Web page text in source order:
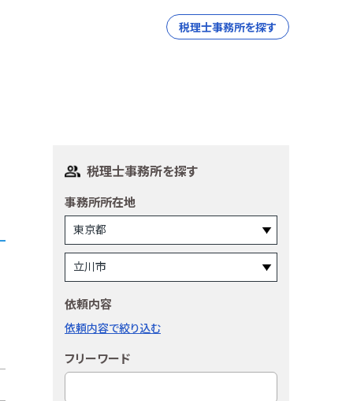
税理士事務所を探す
税理士事務所を探す
事務所所在地
依頼内容
依頼内容で絞り込む
フリーワード